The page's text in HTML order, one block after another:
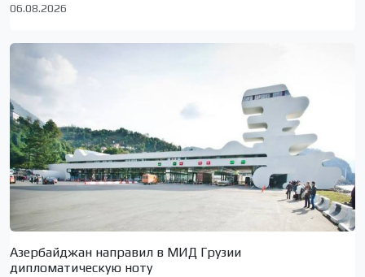
06.08.2026
Азербайджан направил в МИД Грузии
дипломатическую ноту